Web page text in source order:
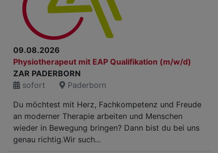
09.08.2026
Physiotherapeut mit EAP Qualifikation (m/w/d)
ZAR PADERBORN
sofort
Paderborn
Du möchtest mit Herz, Fachkompetenz und Freude
an moderner Therapie arbeiten und Menschen
wieder in Bewegung bringen? Dann bist du bei uns
genau richtig.Wir such...